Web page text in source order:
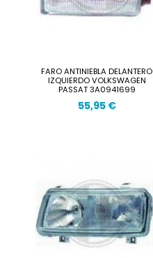
FARO ANTINIEBLA DELANTERO
IZQUIERDO VOLKSWAGEN
PASSAT 3A0941699
55,95 €